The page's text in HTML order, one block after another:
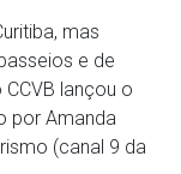
mas
e de
lançou o
por Amanda
(canal 9 da